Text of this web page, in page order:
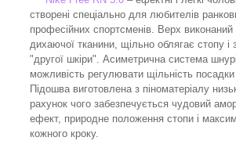
створені спеціально для любителів
професійних спортсменів. Верх виконаний
дихаючої тканини, щільно облягає стопу і
"другої шкіри". Асиметрична система
можливість регулювати щільність посадки
Підошва виготовлена з піноматеріалу
рахунок чого забезпечується чудовий
ефект, природне положення стопи і
кожного кроку.